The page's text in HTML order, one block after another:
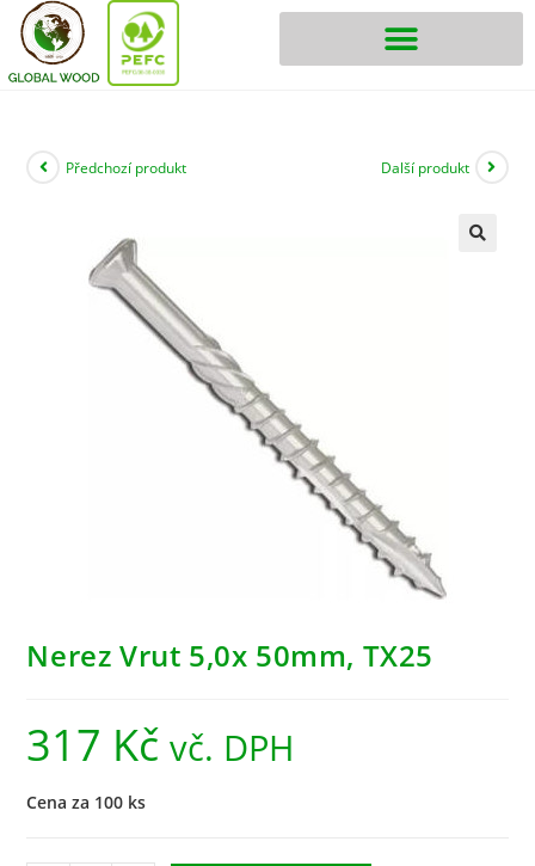
Předchozí produkt Další produkt
Nerez Vrut 5,0x 50mm, TX25
317 Kč vč. DPH
Cena za 100 ks